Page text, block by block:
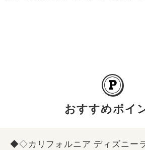
おすすめポイ
◆◇カリフォルニア ディズニー